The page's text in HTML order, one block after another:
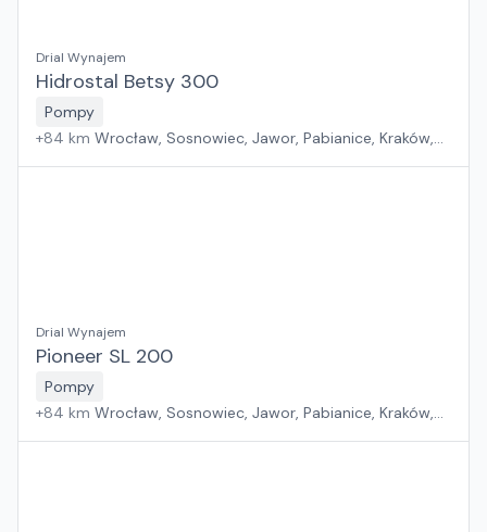
Drial Wynajem
Hidrostal Betsy 300
Pompy
+84 km Wrocław, Sosnowiec, Jawor, Pabianice, Kraków,
Drial Wynajem
Pioneer SL 200
Pompy
+84 km Wrocław, Sosnowiec, Jawor, Pabianice, Kraków,